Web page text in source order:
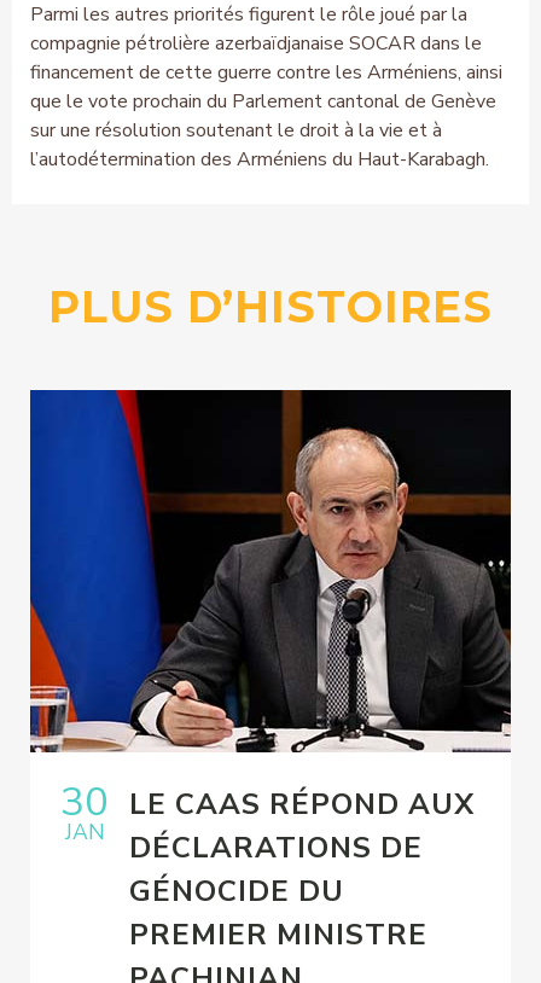
Parmi les autres priorités figurent le rôle joué par la
compagnie pétrolière azerbaïdjanaise SOCAR dans le
financement de cette guerre contre les Arméniens, ainsi
que le vote prochain du Parlement cantonal de Genève
sur une résolution soutenant le droit à la vie et à
l’autodétermination des Arméniens du Haut-Karabagh.
PLUS D’HISTOIRES
30
JAN
LE CAAS RÉPOND AUX
DÉCLARATIONS DE
GÉNOCIDE DU
PREMIER MINISTRE